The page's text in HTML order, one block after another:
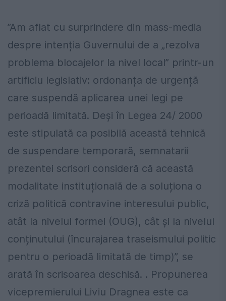
”Am aflat cu surprindere din mass-media
despre intenția Guvernului de a „rezolva
problema blocajelor la nivel local” printr-un
artificiu legislativ: ordonanța de urgență
care suspendă aplicarea unei legi pe
perioadă limitată. Deși în Legea 24/ 2000
este stipulată ca posibilă această tehnică
de suspendare temporară, semnatarii
prezentei scrisori consideră că această
modalitate instituțională de a soluționa o
criză politică contravine interesului public,
atât la nivelul formei (OUG), cât și la nivelul
conținutului (încurajarea traseismului politic
pentru o perioadă limitată de timp)”, se
arată în scrisoarea deschisă. . Propunerea
vicepremierului Liviu Dragnea este ca